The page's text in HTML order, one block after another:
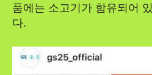
품에는 소고기가 함유되어
다.